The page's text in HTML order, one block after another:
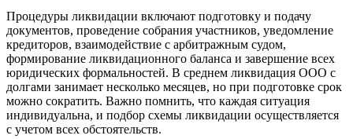
Процедуры ликвидации включают подготовку и подачу
документов, проведение собрания участников, уведомление
кредиторов, взаимодействие с арбитражным судом,
формирование ликвидационного баланса и завершение всех
юридических формальностей. В среднем ликвидация ООО с
долгами занимает несколько месяцев, но при подготовке срок
можно сократить. Важно помнить, что каждая ситуация
индивидуальна, и подбор схемы ликвидации осуществляется
с учетом всех обстоятельств.